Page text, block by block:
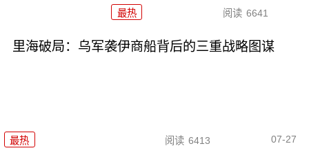
最热 阅读 6641
里海破局：乌军袭伊商船背后的三重战略图谋
最热 阅读 6413 07-27